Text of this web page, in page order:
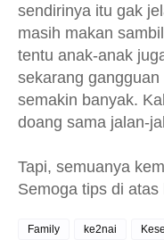
sendirinya itu gak
masih makan
tentu anak-anak
sekarang
semakin banyak.
doang sama jalan-
Tapi, semuanya
Semoga tips di
Family ke2nai